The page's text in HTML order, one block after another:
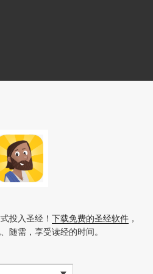
投入圣经！ 下载免费的圣经软件，
随需，享受读经的时间。